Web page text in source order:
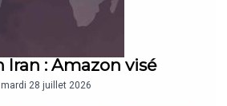
Iran : Amazon visé
mardi 28 juillet 2026